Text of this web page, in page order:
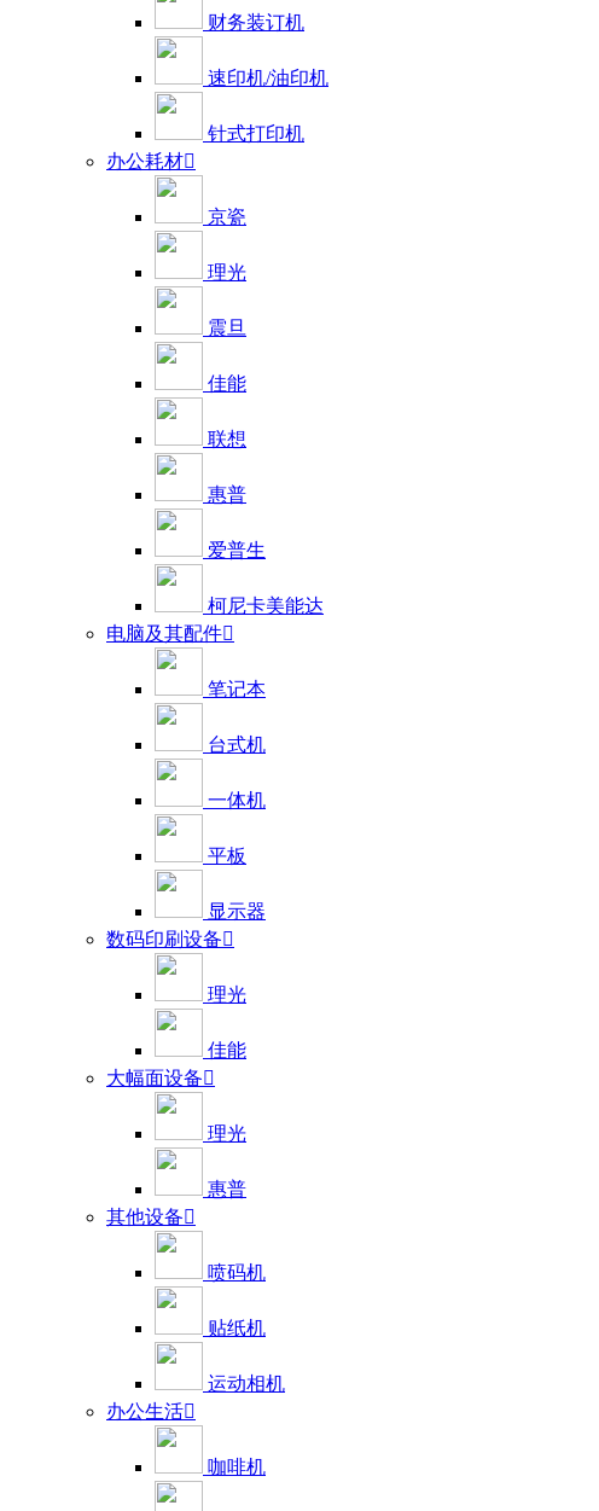
财务装订机
速印机/油印机
针式打印机
办公耗材
京瓷
理光
震旦
佳能
联想
惠普
爱普生
柯尼卡美能达
电脑及其配件
笔记本
台式机
一体机
平板
显示器
数码印刷设备
理光
佳能
大幅面设备
理光
惠普
其他设备
喷码机
贴纸机
运动相机
办公生活
咖啡机